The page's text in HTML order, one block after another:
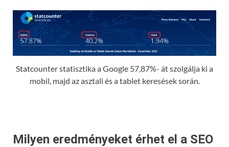
Statcounter statisztika a Google 57,87%- át szolgálja ki a
mobil, majd az asztali és a tablet keresések során.
Milyen eredményeket érhet el a SEO